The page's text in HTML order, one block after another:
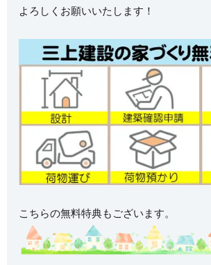
よろしくお願いいたします！
こちらの無料特典もございます。